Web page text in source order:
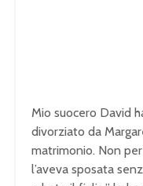
Mio suocero David
divorziato da
matrimonio. Non
l’aveva sposata